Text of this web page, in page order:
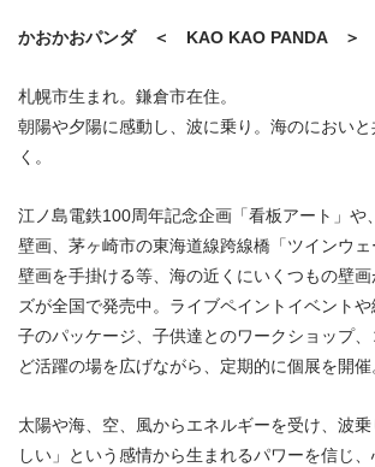
かおかおパンダ ＜ KAO KAO PANDA ＞
札幌市生まれ。鎌倉市在住。
朝陽や夕陽に感動し、波に乗り。海のにおい
く。
江ノ島電鉄100周年記念企画「看板アート」や
壁画、茅ヶ崎市の東海道線跨線橋「ツインウ
壁画を手掛ける等、海の近くにいくつもの壁
ズが全国で発売中。ライブペイントイベント
子のパッケージ、子供達とのワークショップ
ど活躍の場を広げながら、定期的に個展を開催
太陽や海、空、風からエネルギーを受け、波
しい」という感情から生まれるパワーを信じ